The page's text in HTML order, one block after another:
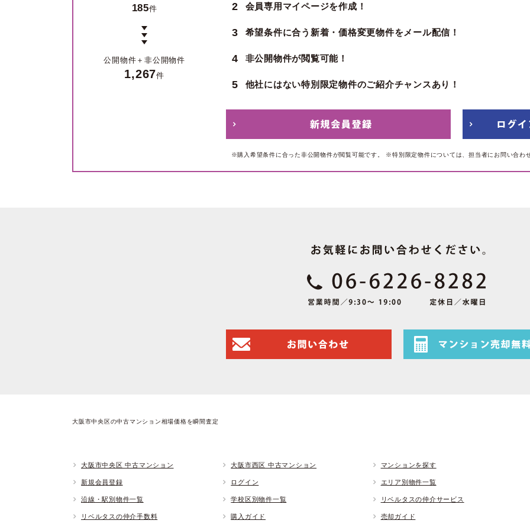
185件
公開物件＋ 非公開物件
1,267件
2 会員専用マイページを作成！
3 希望条件に合う新着・価格変更物件をメール配信！
4 非公開物件が閲覧可能！
5 他社にはない特別限定物件のご紹介チャンスあり！
※購入希望条件に合った非公開物件が閲覧可能です。 ※特別限定物件については、担当者にお問い合わ
大阪市中央区の中古マンション相場価格を瞬間査定
大阪市中央区 中古マンション 大阪市西区 中古マンション マンションを探す
新規会員登録 ログイン エリア別物件一覧
沿線・駅別物件一覧 学校区別物件一覧 リベルタスの仲介サービス
リベルタスの仲介手数料 購入ガイド 売却ガイド